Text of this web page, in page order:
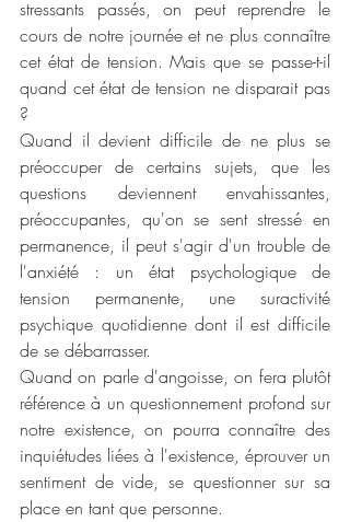
stressants passés, on peut reprendre le
cours de notre journée et ne plus connaître
cet état de tension. Mais que se passe-t-il
quand cet état de tension ne disparait pas
?
Quand il devient difficile de ne plus se
préoccuper de certains sujets, que les
questions deviennent envahissantes,
préoccupantes, qu'on se sent stressé en
permanence, il peut s'agir d'un trouble de
l'anxiété : un état psychologique de
tension permanente, une suractivité
psychique quotidienne dont il est difficile
de se débarrasser.
Quand on parle d'angoisse, on fera plutôt
référence à un questionnement profond sur
notre existence, on pourra connaître des
inquiétudes liées à l'existence, éprouver un
sentiment de vide, se questionner sur sa
place en tant que personne.